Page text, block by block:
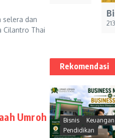
selera dan
Cilantro Thai
Umroh
Rekomendasi
Bisnis
Keuangan
Pendidikan